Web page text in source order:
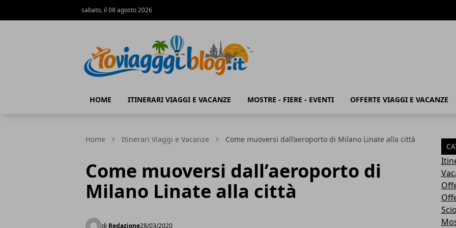
sabato, il 08 agosto 2026
HOME ITINERARI VIAGGI E VACANZE MOSTRE - FIERE - EVENTI OFFERTE VIAGGI E VACANZE
Home Itinerari Viaggi e Vacanze Come muoversi dall’aeroporto di Milano Linate alla città
Come muoversi dall’aeroporto di
Milano Linate alla città
di Redazione28/03/2020